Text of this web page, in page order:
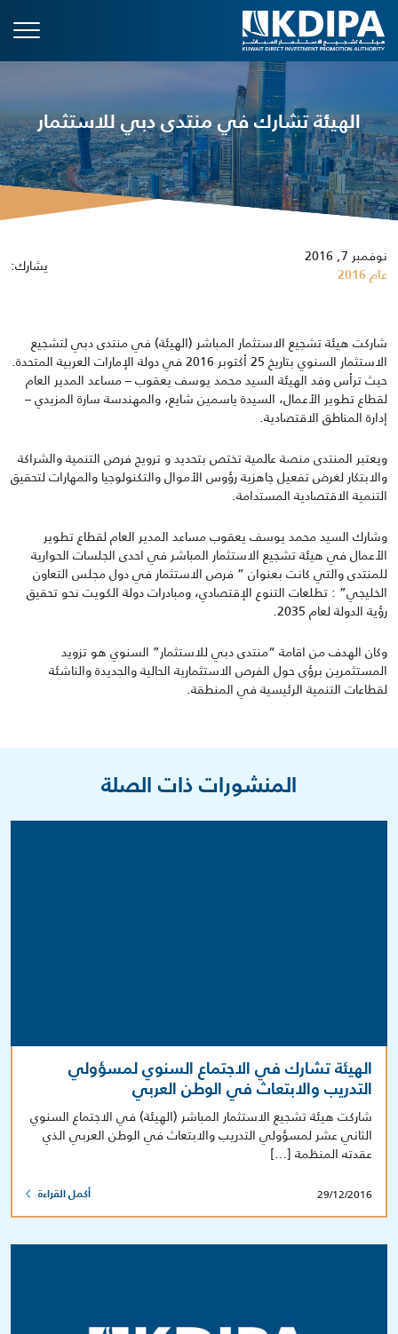
الهيئة تشارك في منتدى دبي للاستثمار
نوفمبر 7, 2016
عام 2016 يشارك:
شاركت هيئة تشجيع الاستثمار المباشر (الهيئة) في منتدى دبي لتشجيع
الاستثمار السنوي بتاريخ 25 أكتوبر 2016 في دولة الإمارات العربية المتحدة.
حيث ترأس وفد الهيئة السيد محمد يوسف يعقوب – مساعد المدير العام
لقطاع تطوير الأعمال، السيدة ياسمين شايع، والمهندسة سارة المزيدي –
إدارة المناطق الاقتصادية.
ويعتبر المنتدى منصة عالمية تختص بتحديد و ترويج فرص التنمية والشراكة
والابتكار لغرض تفعيل جاهزية رؤوس الأموال والتكنولوجيا والمهارات لتحقيق
التنمية الاقتصادية المستدامة.
وشارك السيد محمد يوسف يعقوب مساعد المدير العام لقطاع تطوير
الأعمال في هيئة تشجيع الاستثمار المباشر في احدى الجلسات الحوارية
للمنتدى والتي كانت بعنوان ” فرص الاستثمار في دول مجلس التعاون
الخليجي” : تطلعات التنوع الإقتصادي، ومبادرات دولة الكويت نحو تحقيق
رؤية الدولة لعام 2035.
وكان الهدف من اقامة “منتدى دبي للاستثمار” السنوي هو تزويد
المستثمرين برؤى حول الفرص الاستثمارية الحالية والجديدة والناشئة
لقطاعات التنمية الرئيسية في المنطقة.
المنشورات ذات الصلة
الهيئة تشارك في الاجتماع السنوي لمسؤولي
التدريب والابتعاث في الوطن العربي
شاركت هيئة تشجيع الاستثمار المباشر (الهيئة) في الاجتماع السنوي
الثاني عشر لمسؤولي التدريب والابتعاث في الوطن العربي الذي
عقدته المنظمة […]
29/12/2016 أكمل القراءة